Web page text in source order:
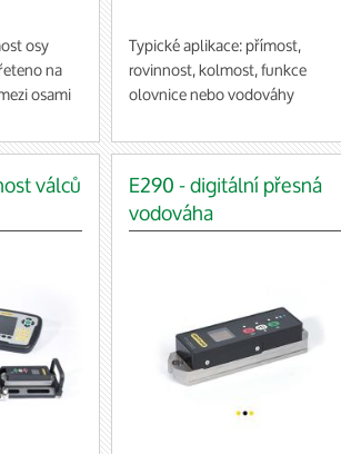
osy
na
osami
vůlí a
řemenic
měřící
Typické aplikace: přímost,
rovinnost, kolmost, funkce
olovnice nebo vodováhy
příslušenství: libovolný typ
měření (vč. ustavování řemenic
nebo hřídelí). Zobrazovací
jednotka obsahuje všechny měřící
programy, které jsou dostupné
válců E290 - digitální přesná
vodováha